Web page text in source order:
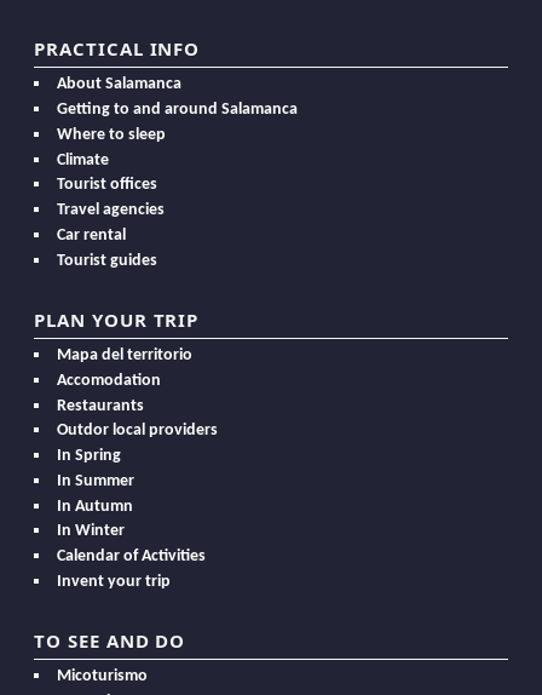
PRACTICAL INFO
About Salamanca
Getting to and around Salamanca
Where to sleep
Climate
Tourist offices
Travel agencies
Car rental
Tourist guides
PLAN YOUR TRIP
Mapa del territorio
Accomodation
Restaurants
Outdor local providers
In Spring
In Summer
In Autumn
In Winter
Calendar of Activities
Invent your trip
TO SEE AND DO
Micoturismo